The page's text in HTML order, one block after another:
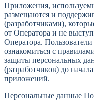
Приложения,
размещаются и
(разработчиками),
от Оператора и не
Оператора.
ознакомиться с
защиты персональных
(разработчиков) до
приложений.
Персональные данные